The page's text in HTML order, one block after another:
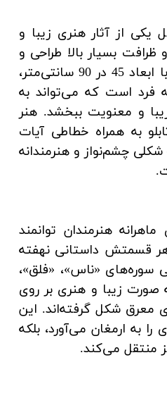
از آثار هنری زیبا و
بسیار بالا طراحی و
اجرا شده است. این تابلو با ابعاد 45 در 90 سانتی‌متر،
است که می‌تواند به
و معنویت ببخشد. هنر
به همراه خطاطی آیات
شکلی چشم‌نواز و هنرمندانه
هنرمندان توانمند
قسمتش داستانی نهفته
سوره‌های «ناس»، «فلق»،
صورت زیبا و هنری بر روی
معرق شکل گرفته‌اند. این
را به ارمغان می‌آورد، بلکه
منتقل می‌کند.